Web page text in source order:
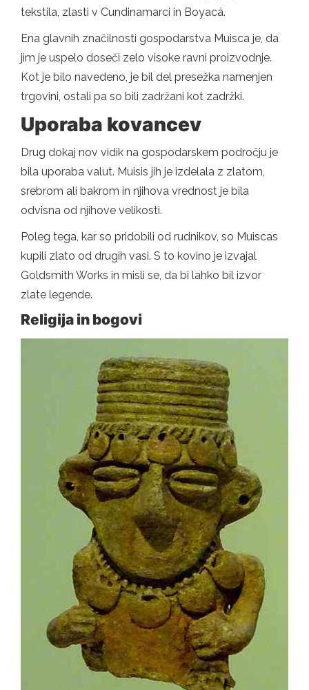
tekstila, zlasti v Cundinamarci in Boyacá.
Ena glavnih značilnosti gospodarstva Muisca je, da
jim je uspelo doseči zelo visoke ravni proizvodnje.
Kot je bilo navedeno, je bil del presežka namenjen
trgovini, ostali pa so bili zadržani kot zadržki.
Uporaba kovancev
Drug dokaj nov vidik na gospodarskem področju je
bila uporaba valut. Muisis jih je izdelala z zlatom,
srebrom ali bakrom in njihova vrednost je bila
odvisna od njihove velikosti.
Poleg tega, kar so pridobili od rudnikov, so Muiscas
kupili zlato od drugih vasi. S to kovino je izvajal
Goldsmith Works in misli se, da bi lahko bil izvor
zlate legende.
Religija in bogovi